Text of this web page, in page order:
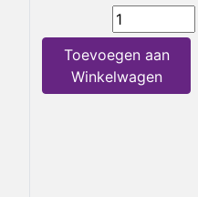
Toevoegen aan
Winkelwagen